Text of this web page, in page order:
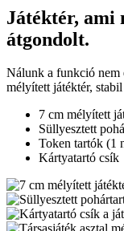
Játéktér, ami
átgondolt.
Nálunk a funkció nem
mélyített játéktér,
7 cm mélyített
Süllyesztett
Token tartók (1
Kártyatartó csík